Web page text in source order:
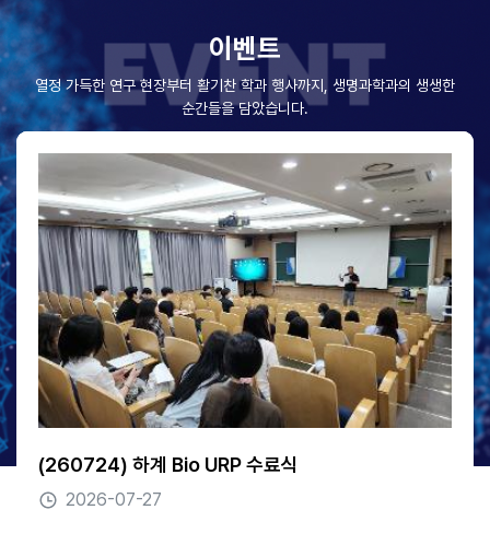
이벤트
열정 가득한 연구 현장부터 활기찬 학과 행사까지, 생명과학과의 생생한
순간들을 담았습니다.
(260724) 하계 Bio URP 수료식 ​
2026-07-27